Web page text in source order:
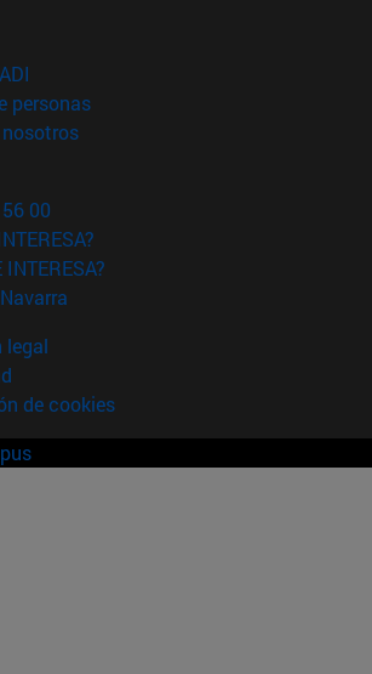
en nueva ventana)
personas(abre en nueva ventana)
(abre en nueva ventana)
00
INTERESA?
legal
de cookies